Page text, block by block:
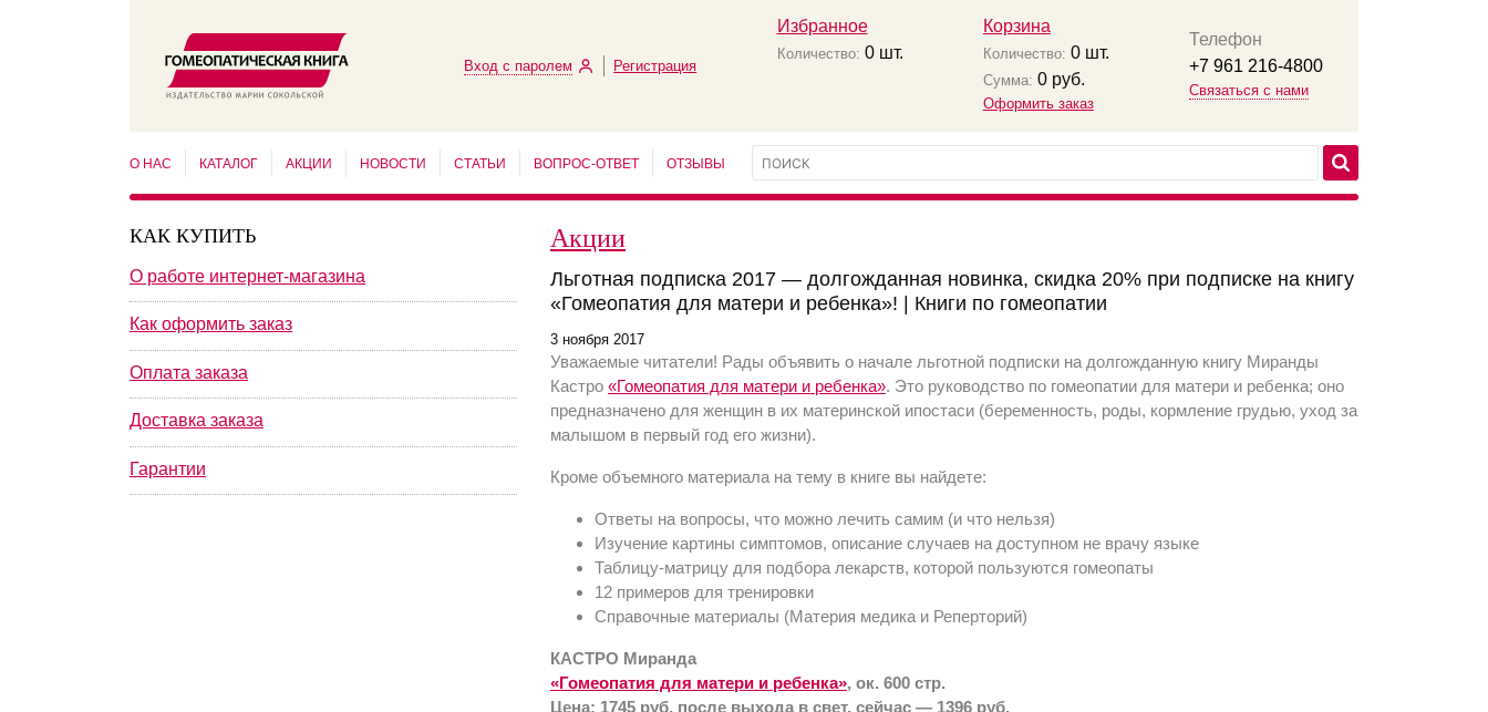
Вход с паролем Регистрация
Избранное
Количество: 0шт.
Корзина
Количество: 0шт.
Сумма: 0руб.
Оформить заказ
Телефон
+7 961 216-4800
Связаться с нами
О НАС КАТАЛОГ АКЦИИ НОВОСТИ СТАТЬИ ВОПРОС-ОТВЕТ ОТЗЫВЫ
КАК КУПИТЬ
О работе интернет-магазина
Как оформить заказ
Оплата заказа
Доставка заказа
Гарантии
Акции
Льготная подписка 2017 — долгожданная новинка, скидка 20% при подписке на книгу
«Гомеопатия для матери и ребенка»! | Книги по гомеопатии
3 ноября 2017
Уважаемые читатели! Рады объявить о начале льготной подписки на долгожданную книгу Миранды
Кастро «Гомеопатия для матери и ребенка». Это руководство по гомеопатии для матери и ребенка; оно
предназначено для женщин в их материнской ипостаси (беременность, роды, кормление грудью, уход за
малышом в первый год его жизни).
Кроме объемного материала на тему в книге вы найдете:
Ответы на вопросы, что можно лечить самим (и что нельзя)
Изучение картины симптомов, описание случаев на доступном не врачу языке
Таблицу-матрицу для подбора лекарств, которой пользуются гомеопаты
12 примеров для тренировки
Справочные материалы (Материя медика и Реперторий)
КАСТРО Миранда
«Гомеопатия для матери и ребенка», ок. 600 стр.
Цена: 1745 руб. после выхода в свет, сейчас — 1396 руб.